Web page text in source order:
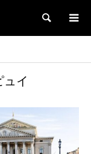
検索
ュイ